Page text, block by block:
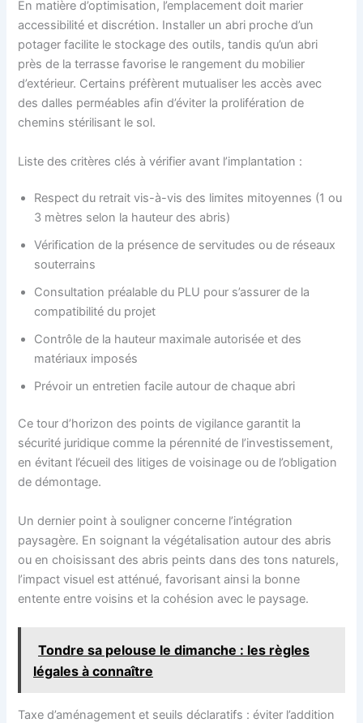
En matière d’optimisation, l’emplacement doit marier
accessibilité et discrétion. Installer un abri proche d’un
potager facilite le stockage des outils, tandis qu’un abri
près de la terrasse favorise le rangement du mobilier
d’extérieur. Certains préfèrent mutualiser les accès avec
des dalles perméables afin d’éviter la prolifération de
chemins stérilisant le sol.
Liste des critères clés à vérifier avant l’implantation :
Respect du retrait vis-à-vis des limites mitoyennes (1 ou
3 mètres selon la hauteur des abris)
Vérification de la présence de servitudes ou de réseaux
souterrains
Consultation préalable du PLU pour s’assurer de la
compatibilité du projet
Contrôle de la hauteur maximale autorisée et des
matériaux imposés
Prévoir un entretien facile autour de chaque abri
Ce tour d’horizon des points de vigilance garantit la
sécurité juridique comme la pérennité de l’investissement,
en évitant l’écueil des litiges de voisinage ou de l’obligation
de démontage.
Un dernier point à souligner concerne l’intégration
paysagère. En soignant la végétalisation autour des abris
ou en choisissant des abris peints dans des tons naturels,
l’impact visuel est atténué, favorisant ainsi la bonne
entente entre voisins et la cohésion avec le paysage.
Tondre sa pelouse le dimanche : les règles
légales à connaître
Taxe d’aménagement et seuils déclaratifs : éviter l’addition